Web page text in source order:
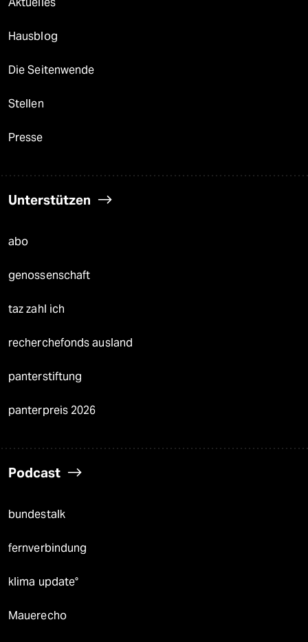
Hausblog
Die Seitenwende
Stellen
Presse
Unterstützen
abo
genossenschaft
taz zahl ich
recherchefonds ausland
panterstiftung
panterpreis 2026
Podcast
bundestalk
fernverbindung
klima update°
Mauerecho